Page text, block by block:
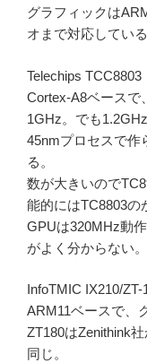
グラフィックは
オまで対応している
Telechips TCC8803
Cortex-A8ベースで
1GHz。でも
45nmプロセスで作
る。
数が大きいので
能的にはTC8803の
GPUは320MHz動
がよく分からない。
InfoTMIC IX210/ZT-
ARM11ベースで、
ZT180はZenithink
同じ。